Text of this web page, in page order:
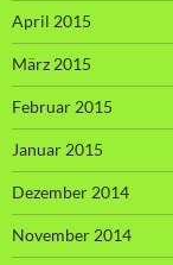
April 2015
März 2015
Februar 2015
Januar 2015
Dezember 2014
November 2014